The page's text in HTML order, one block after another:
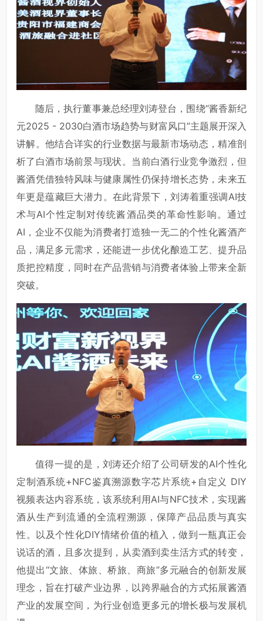
随后，执行董事兼总经理刘涛登台，围绕“酱香新纪
元2025 - 2030白酒市场趋势与财富风口”主题展开深入
讲解。他结合详实的行业数据与最新市场动态，精准剖
析了白酒市场前景与现状。当前白酒行业竞争激烈，但
酱酒凭借独特风味与健康属性仍保持增长态势，未来五
年更是蕴藏巨大潜力。在此背景下，刘涛着重强调AI技
术与AI个性定制对传统酱酒品类的革命性影响。通过
AI，企业不仅能为消费者打造独一无二的个性化酱酒产
品，满足多元需求，还能进一步优化酿造工艺、提升品
质把控精度，同时在产品营销与消费者体验上带来全新
突破。
值得一提的是，刘涛还介绍了公司研发的AI个性化
定制酒系统+NFC鉴真溯源数字芯片系统+自定义 DIY
视频表达内容系统，该系统利用AI与NFC技术，实现酱
酒从生产到流通的全流程溯源，保障产品品质与真实
性。以及个性化DIY情绪价值的植入，做到一瓶真正会
说话的酒，且多次提到，从卖酒到卖生活方式的转变，
他提出“文旅、体旅、桥旅、商旅”多元融合的创新发展
理念，旨在打破产业边界，以跨界融合的方式拓展酱酒
产业的发展空间，为行业创造更多元的增长极与发展机